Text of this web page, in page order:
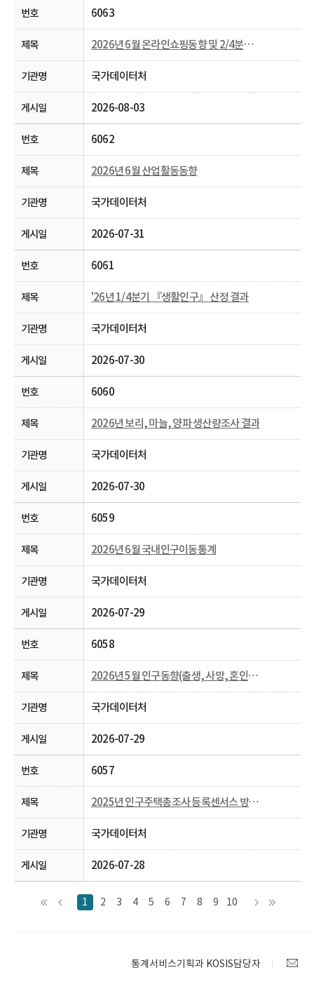
6063
2026년 6월 온라인쇼핑동향 및 2/4분기 온라인 해외 직접 판매 및 구매 동향
국가데이터처
2026-08-03
6062
2026년 6월 산업활동동향
국가데이터처
2026-07-31
6061
'26년 1/4분기 『생활인구』 산정 결과
국가데이터처
2026-07-30
6060
2026년 보리, 마늘, 양파 생산량조사 결과
국가데이터처
2026-07-30
6059
2026년 6월 국내인구이동통계
국가데이터처
2026-07-29
6058
2026년 5월 인구동향(출생, 사망, 혼인, 이혼)
국가데이터처
2026-07-29
6057
2025년 인구주택총조사 등록센서스 방식 결과
국가데이터처
2026-07-28
1 2 3 4 5 6 7 8 9 10
통계서비스기획과 KOSIS담당자